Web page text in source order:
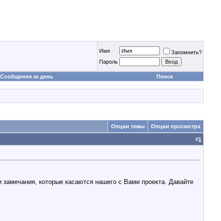
Имя
Запомнить?
Пароль
Сообщения за день Поиск
Опции темы Опции просмотра
#1
которые касаются нашего с Вами проекта. Давайте